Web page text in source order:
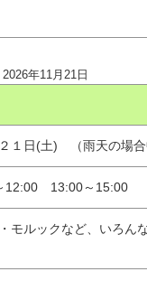
2026年11月21日
１日(土) （雨天の場合
12:00 13:00～15:00
モルックなど、いろん